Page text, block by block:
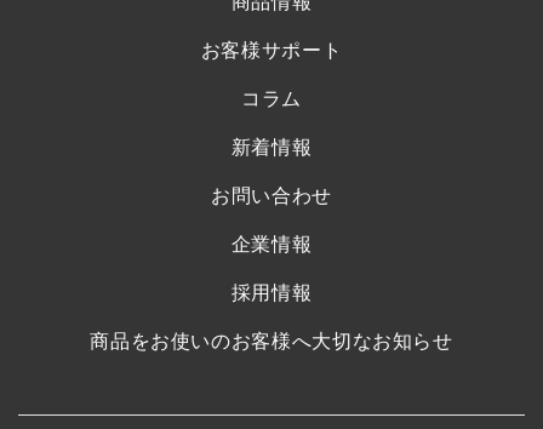
お客様サポート
コラム
新着情報
お問い合わせ
企業情報
採用情報
商品をお使いのお客様へ大切なお知らせ